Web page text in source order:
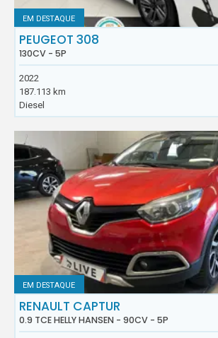
EM DESTAQUE
PEUGEOT 308
130CV - 5P
2022
187.113 km
Diesel
EM DESTAQUE
RENAULT CAPTUR
0.9 TCE HELLY HANSEN - 90CV - 5P